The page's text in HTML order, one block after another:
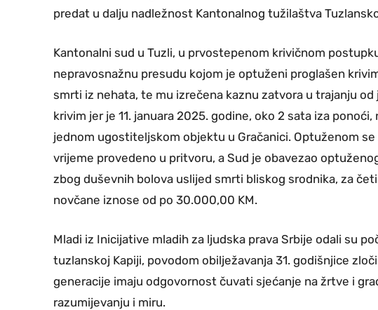
predat u dalju nadležnost Kantonalnog tužilaštva
Kantonalni sud u Tuzli, u prvostepenom krivičnom
nepravosnažnu presudu kojom je optuženi proglašen
smrti iz nehata, te mu izrečena kaznu zatvora u trajanju
krivim jer je 11. januara 2025. godine, oko 2 sata iza
jednom ugostiteljskom objektu u Gračanici. Optuženom
vrijeme provedeno u pritvoru, a Sud je obavezao
zbog duševnih bolova uslijed smrti bliskog srodnika, za
novčane iznose od po 30.000,00 KM.
Mladi iz Inicijative mladih za ljudska prava Srbije odali su
tuzlanskoj Kapiji, povodom obilježavanja 31. godišnjice
generacije imaju odgovornost čuvati sjećanje na žrtve i
razumijevanju i miru.